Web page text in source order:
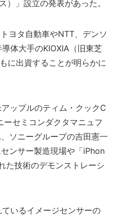
）」設立の発表があった。
ヨタ自動車やNTT、デンソ
体大手のKIOXIA（旧東芝
に出資することが明らかに
ップルのティム・クックC
ーセミコンダクタマニュフ
ソニーグループの吉田憲一
ンサー製造現場や「iPhon
た技術のデモンストレーシ
いるイメージセンサーの